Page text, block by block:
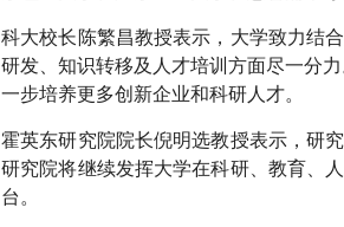
科大校长陈繁昌教授表示，大学致力结
研发、知识转移及人才培训方面尽一分
一步培养更多创新企业和科研人才。
霍英东研究院院长倪明选教授表示，研
研究院将继续发挥大学在科研、教育、
台。